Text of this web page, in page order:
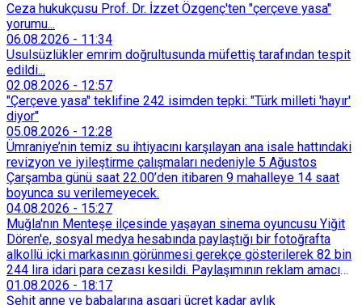
Ceza hukukçusu Prof. Dr. İzzet Özgenç'ten "çerçeve yasa"
yorumu...
06.08.2026 - 11:34
Usulsüzlükler emrim doğrultusunda müfettiş tarafından tespit
edildi...
02.08.2026 - 12:57
"Çerçeve yasa" teklifine 242 isimden tepki: "Türk milleti 'hayır'
diyor"
05.08.2026 - 12:28
Ümraniye’nin temiz su ihtiyacını karşılayan ana isale hattındaki
revizyon ve iyileştirme çalışmaları nedeniyle 5 Ağustos
Çarşamba günü saat 22.00’den itibaren 9 mahalleye 14 saat
boyunca su verilemeyecek.
04.08.2026 - 15:27
Muğla'nın Menteşe ilçesinde yaşayan sinema oyuncusu Yiğit
Dören'e, sosyal medya hesabında paylaştığı bir fotoğrafta
alkollü içki markasının görünmesi gerekçe gösterilerek 82 bin
244 lira idari para cezası kesildi. Paylaşımının reklam amacı
taşımadığını savunan Dören, cezanın iptali için yargıya
başvurdu.
01.08.2026 - 18:17
Şehit anne ve babalarına asgari ücret kadar aylık